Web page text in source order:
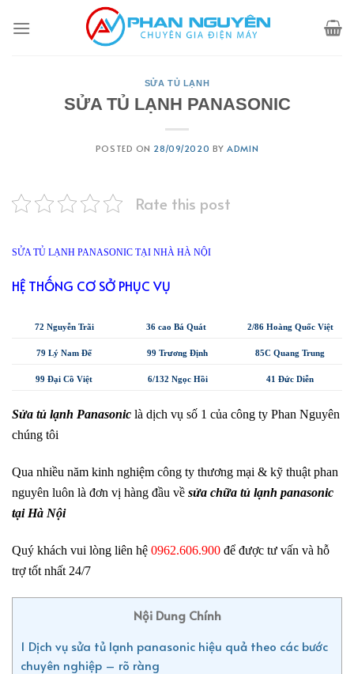
SỬA TỦ LẠNH
SỬA TỦ LẠNH PANASONIC
POSTED ON 28/09/2020 BYADMIN
Rate this post
SỬA TỦ LẠNH PANASONIC TẠI NHÀ HÀ NỘI
HỆ THỐNG CƠ SỞ PHỤC VỤ
72 Nguyễn Trãi 36 cao Bá Quát 2/86 Hoàng Quốc Việt
79 Lý Nam Đế 99 Trương Định 85C Quang Trung
99 Đại Cồ Việt 6/132 Ngọc Hồi 41 Đức Diễn
Sửa tủ lạnh Panasonic là dịch vụ số 1 của công ty Phan Nguyên
chúng tôi
Qua nhiều năm kinh nghiệm công ty thương mại & kỹ thuật phan
nguyên luôn là đơn vị hàng đầu về sửa chữa tủ lạnh panasonic
tại Hà Nội
Quý khách vui lòng liên hệ 0962.606.900 để được tư vấn và hỗ
trợ tốt nhất 24/7
Nội Dung Chính
1 Dịch vụ sửa tủ lạnh panasonic hiệu quả theo các bước
chuyên nghiệp – rõ ràng